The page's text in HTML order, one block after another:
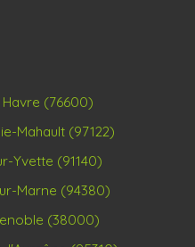
(76600)
Mahault (97122)
Yvette (91140)
Marne (94380)
(38000)